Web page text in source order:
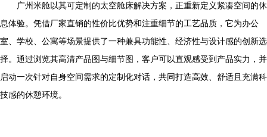
广州米舱以其可定制的太空舱床解决方案，正重新定义紧凑空间的休
息体验。凭借厂家直销的性价比优势和注重细节的工艺品质，它为办公
室、学校、公寓等场景提供了一种兼具功能性、经济性与设计感的创新选
择。通过浏览其高清产品图与细节图，客户可以直观感受到产品实力，并
启动一次针对自身空间需求的定制化对话，共同打造高效、舒适且充满科
技感的休憩环境。